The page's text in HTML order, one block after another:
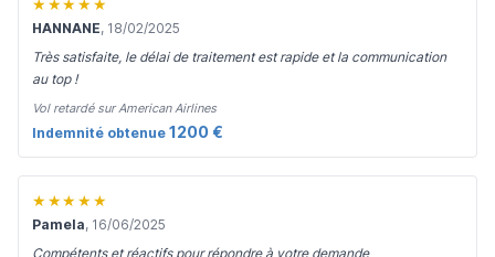
HANNANE, 18/02/2025
Très satisfaite, le délai de traitement est rapide et la communication
au top !
Vol retardé sur American Airlines
Indemnité obtenue 1200 €
★★★★★
Pamela, 16/06/2025
Compétents et réactifs pour répondre à votre demande